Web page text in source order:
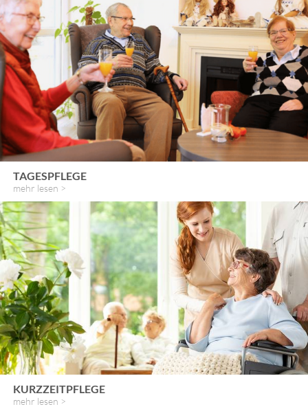
TAGESPFLEGE
mehr lesen >
KURZZEITPFLEGE
mehr lesen >